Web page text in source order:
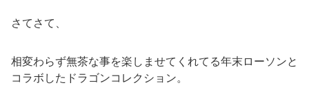
さてさて、
相変わらず無茶な事を楽しませてくれてる年末ローソンと
コラボしたドラゴンコレクション。